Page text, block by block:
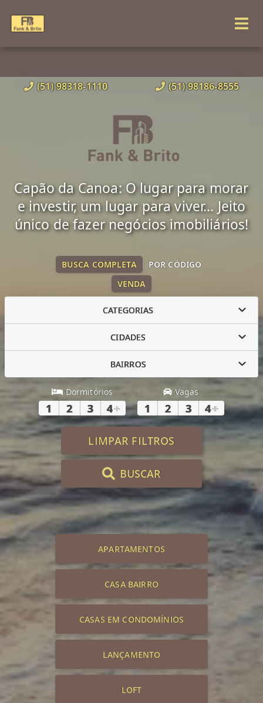
(51) 98318-1110 (51) 98186-8555
Capão da Canoa: O lugar para morar
e investir, um lugar para viver... Jeito
único de fazer negócios imobiliários!
VENDA
BUSCA COMPLETA POR CÓDIGO
CATEGORIAS
CIDADES
BAIRROS
Dormitórios
1 2 3 4+
Vagas
1 2 3 4+
LIMPAR FILTROS
BUSCAR
APARTAMENTOS
CASA BAIRRO
CASAS EM CONDOMÍNIOS
LANÇAMENTO
LOFT